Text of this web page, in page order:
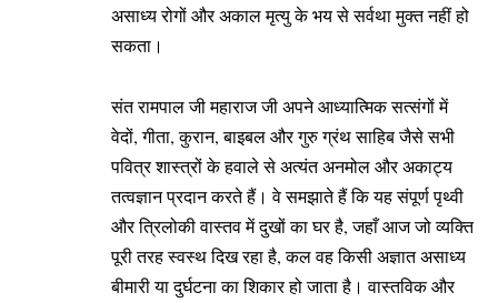
असाध्य रोगों और अकाल मृत्यु के भय से सर्वथा मुक्त नहीं हो
सकता।
संत रामपाल जी महाराज जी अपने आध्यात्मिक सत्संगों में
वेदों, गीता, कुरान, बाइबल और गुरु ग्रंथ साहिब जैसे सभी
पवित्र शास्त्रों के हवाले से अत्यंत अनमोल और अकाट्य
तत्वज्ञान प्रदान करते हैं। वे समझाते हैं कि यह संपूर्ण पृथ्वी
और त्रिलोकी वास्तव में दुखों का घर है, जहाँ आज जो व्यक्ति
पूरी तरह स्वस्थ दिख रहा है, कल वह किसी अज्ञात असाध्य
बीमारी या दुर्घटना का शिकार हो जाता है। वास्तविक और